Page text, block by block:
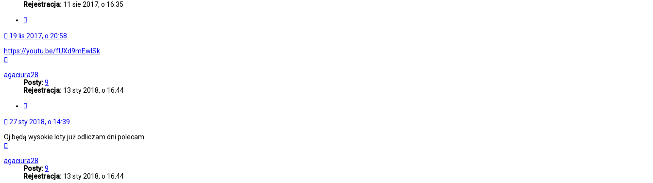
Rejestracja: 11 sie 2017, o 16:35
19 lis 2017, o 20:58
https://youtu.be/fUXd9mEwISk
agaciura28
Posty:9
Rejestracja: 13 sty 2018, o 16:44
27 sty 2018, o 14:39
Oj będą wysokie loty już odliczam dni polecam
agaciura28
Posty:9
Rejestracja: 13 sty 2018, o 16:44